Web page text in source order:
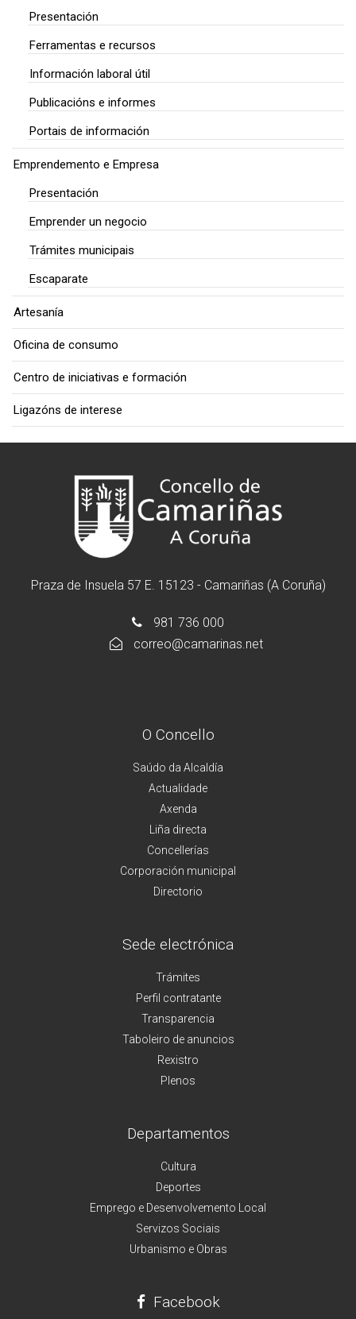
Presentación
Ferramentas e recursos
Información laboral útil
Publicacións e informes
Portais de información
Emprendemento e Empresa
Presentación
Emprender un negocio
Trámites municipais
Escaparate
Artesanía
Oficina de consumo
Centro de iniciativas e formación
Ligazóns de interese
Praza de Insuela 57 E. 15123 - Camariñas (A Coruña)
981 736 000
correo@camarinas.net
O Concello
Saúdo da Alcaldía
Actualidade
Axenda
Liña directa
Concellerías
Corporación municipal
Directorio
Sede electrónica
Trámites
Perfil contratante
Transparencia
Taboleiro de anuncios
Rexistro
Plenos
Departamentos
Cultura
Deportes
Emprego e Desenvolvemento Local
Servizos Sociais
Urbanismo e Obras
Facebook